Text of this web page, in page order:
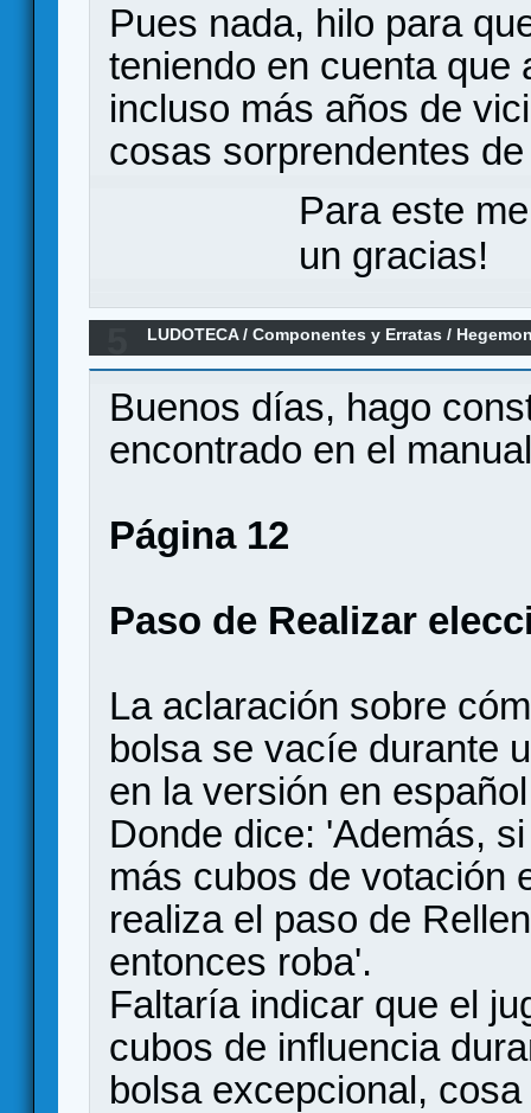
Pues nada, hilo para
teniendo en cuenta que
incluso más años de
cosas sorprendentes
Para este
un gracias!
LUDOTECA/Componentes y Erratas /
Buenos días, hago
encontrado en el
Página 12
Paso de Realizar
La aclaración sobre
bolsa se vacíe durante
en la versión en
Donde dice: 'Además,
más cubos de votación
realiza el paso de
entonces roba'.
Faltaría indicar que el
cubos de influencia
bolsa excepcional,